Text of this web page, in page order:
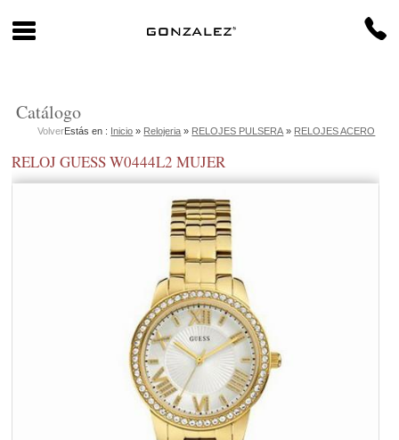
Catálogo
Estás en : Inicio » Relojeria » RELOJES PULSERA » RELOJES ACERO
Volver
RELOJ GUESS W0444L2 MUJER